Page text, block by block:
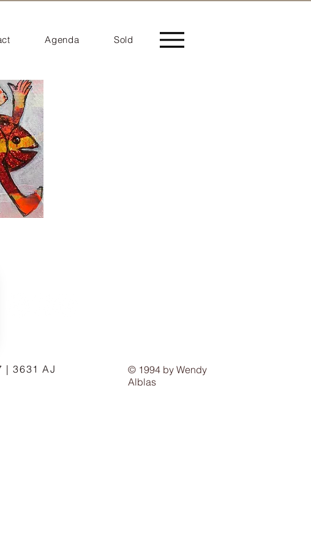
Agenda Sold
| 3631 AJ
© 1994 by Wendy
Alblas